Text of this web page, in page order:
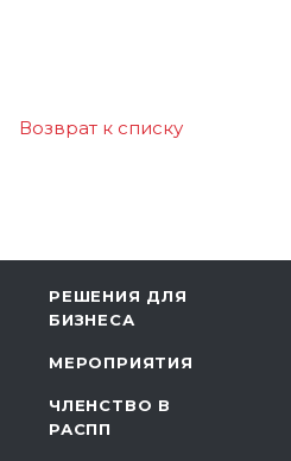
Возврат к списку
РЕШЕНИЯ ДЛЯ
БИЗНЕСА
МЕРОПРИЯТИЯ
ЧЛЕНСТВО В
РАСПП